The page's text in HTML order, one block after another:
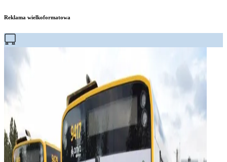
Reklama wielkoformatowa